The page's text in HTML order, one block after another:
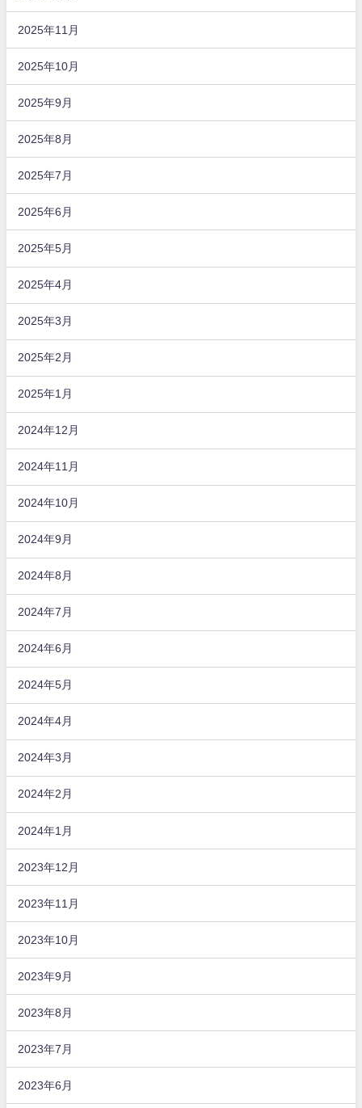
2025年11月
2025年10月
2025年9月
2025年8月
2025年7月
2025年6月
2025年5月
2025年4月
2025年3月
2025年2月
2025年1月
2024年12月
2024年11月
2024年10月
2024年9月
2024年8月
2024年7月
2024年6月
2024年5月
2024年4月
2024年3月
2024年2月
2024年1月
2023年12月
2023年11月
2023年10月
2023年9月
2023年8月
2023年7月
2023年6月